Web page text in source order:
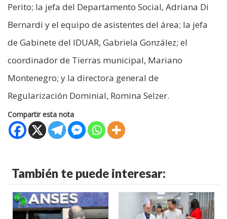
Perito; la jefa del Departamento Social, Adriana Di
Bernardi y el equipo de asistentes del área; la jefa
de Gabinete del IDUAR, Gabriela González; el
coordinador de Tierras municipal, Mariano
Montenegro; y la directora general de
Regularización Dominial, Romina Selzer.
Compartir esta nota
También te puede interesar: